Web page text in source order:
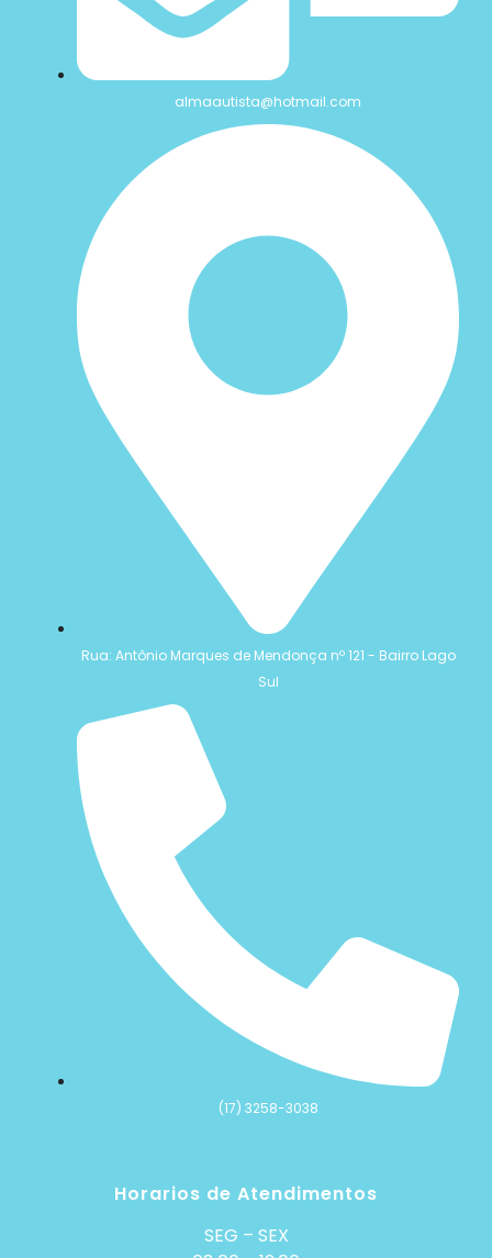
almaautista@hotmail.com
Rua: Antônio Marques de Mendonça nº 121 - Bairro Lago
Sul
(17) 3258-3038
Horarios de Atendimentos
SEG – SEX